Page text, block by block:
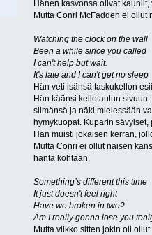
Hänen kasvonsa olivat
Mutta Conri McFadden ei
Watching the clock on the wall
Been a while since you called
I can't help but wait.
It's late and I can't get no sleep
Hän veti isänsä taskukellon
Hän käänsi kellotaulun
silmänsä ja näki mielessään
hymykuopat. Kuparin
Hän muisti jokaisen kerran,
Mutta Conri ei ollut naisen
häntä kohtaan.
Something’s different this time
It just doesn't feel right
Have we broken in two?
Am I really gonna lose you
Mutta viikko sitten jokin oli